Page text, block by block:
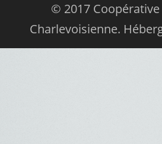
© 2017
Charlevoisienne.